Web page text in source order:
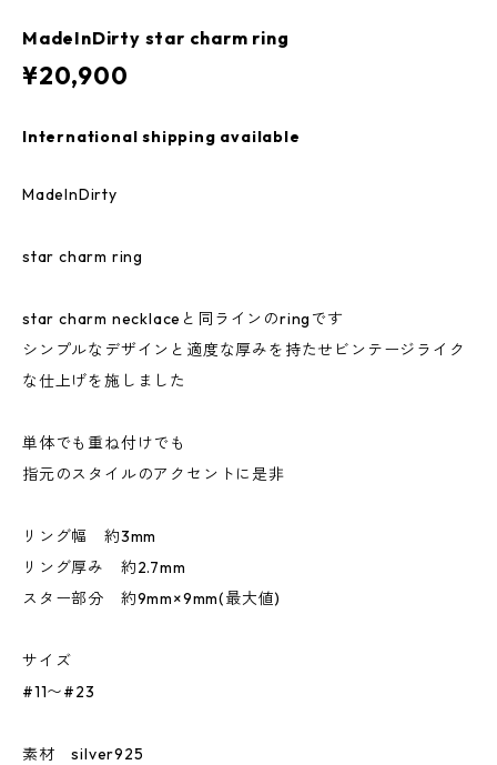
MadeInDirty star charm ring
¥20,900
International shipping available
MadeInDirty
star charm ring
star charm necklaceと同ラインのringです
シンプルなデザインと適度な厚みを持たせビンテージライク
な仕上げを施しました
単体でも重ね付けでも
指元のスタイルのアクセントに是非
リング幅 約3mm
リング厚み 約2.7mm
スター部分 約9mm×9mm(最大値)
サイズ
#11〜#23
素材 silver925